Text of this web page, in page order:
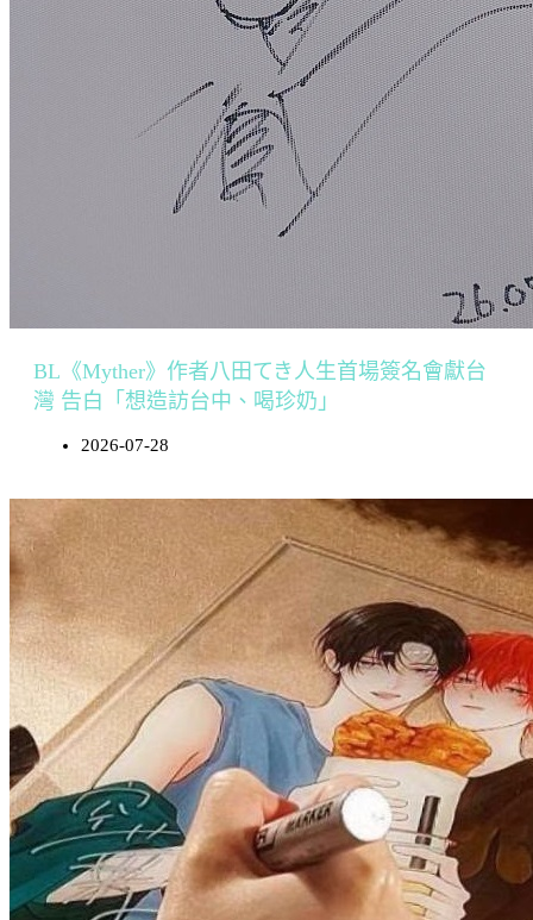
BL《Myther》作者八田てき人生首場簽名會獻台
灣 告白「想造訪台中、喝珍奶」
2026-07-28